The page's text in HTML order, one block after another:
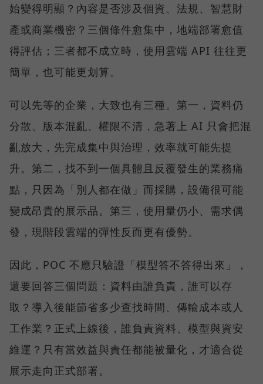
始變得明顯？內容是否涉及個資、法規、智慧財
產或商業機密？三個條件愈集中，地端部署愈值
得評估；三者都不成立時，使用雲端 API 往往更
簡單，也可能更划算。
可以先等的企業，大致也有三種。第一，資料仍
分散、版本混亂、權限不清，急著上 AI 只會把混
亂放大，先完成集中與治理，效率就可能先提
升。第二，找不到一個具體且反覆發生的業務痛
點，只因為「別人都在做」而採購，設備很可能
變成昂貴的展示品。第三，使用量仍小、需求偶
發，現階段雲端的彈性反而更有優勢。
因此，POC 不應只驗證「模型答不答得出來」，
還要回答三個問題：資料由誰負責，誰可以存
取？導入後能節省多少查找時間、傳輸成本或人
工作業？正式上線後，誰負責資料、模型與資安
維運？只有當效益與責任都能被量化，才適合從
展示走向正式部署。